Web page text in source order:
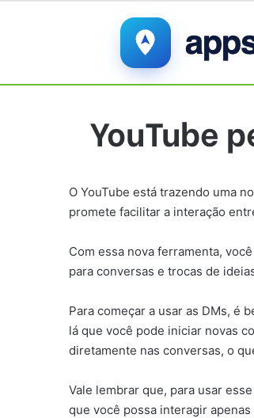
YouTube
O YouTube está trazendo uma
promete facilitar a interação
Com essa nova ferramenta,
para conversas e trocas de
Para começar a usar as DMs, é
lá que você pode iniciar novas
diretamente nas conversas, o
Vale lembrar que, para usar
que você possa interagir